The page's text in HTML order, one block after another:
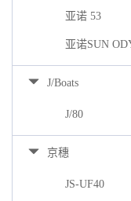
亚诺 53
亚诺SUN
J/Boats
J/80
京穗
JS-UF40